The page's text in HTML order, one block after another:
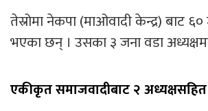
तेस्रोमा नेकपा (माओवादी केन्द्र) बाट ६०
भएका छन् । उसका ३ जना वडा
एकीकृत समाजवादीबाट २ अध्यक्षसहित